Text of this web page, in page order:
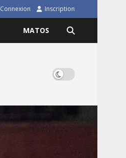
Connexion Inscription
MATOS